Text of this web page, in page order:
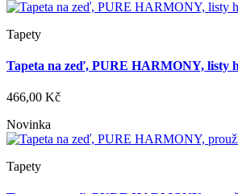
Tapety
Tapeta na zeď, PURE HARMONY, listy
466,00 Kč
Novinka
Tapety